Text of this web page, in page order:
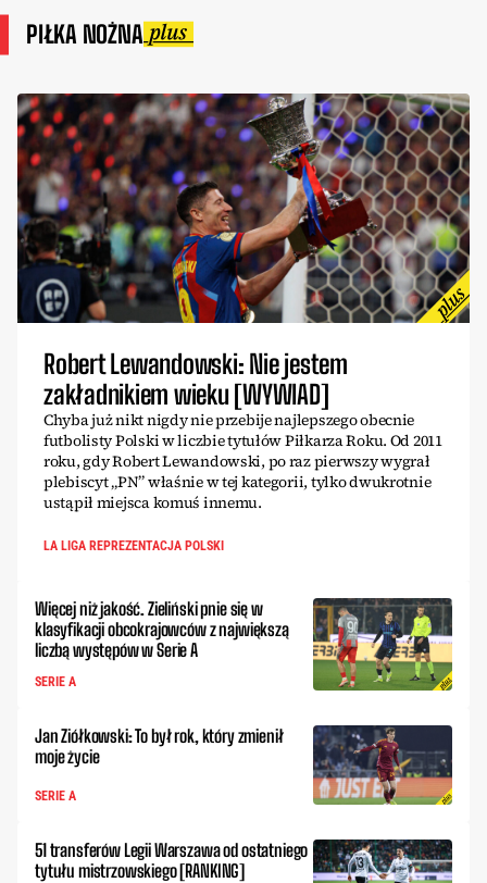
PIŁKA NOŻNA
Robert Lewandowski: Nie jestem
zakładnikiem wieku [WYWIAD]
Chyba już nikt nigdy nie przebije najlepszego obecnie
futbolisty Polski w liczbie tytułów Piłkarza Roku. Od 2011
roku, gdy Robert Lewandowski, po raz pierwszy wygrał
plebiscyt „PN” właśnie w tej kategorii, tylko dwukrotnie
ustąpił miejsca komuś innemu.
LA LIGA REPREZENTACJA POLSKI
Więcej niż jakość. Zieliński pnie się w
klasyfikacji obcokrajowców z największą
liczbą występów w Serie A
SERIE A
Jan Ziółkowski: To był rok, który zmienił
moje życie
SERIE A
51 transferów Legii Warszawa od ostatniego
tytułu mistrzowskiego [RANKING]